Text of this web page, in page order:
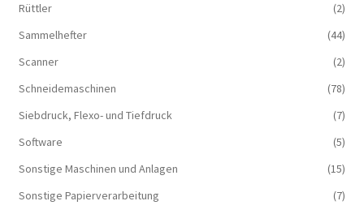
Rüttler
(2)
Sammelhefter
(44)
Scanner
(2)
Schneidemaschinen
(78)
Siebdruck, Flexo- und Tiefdruck
(7)
Software
(5)
Sonstige Maschinen und Anlagen
(15)
Sonstige Papierverarbeitung
(7)